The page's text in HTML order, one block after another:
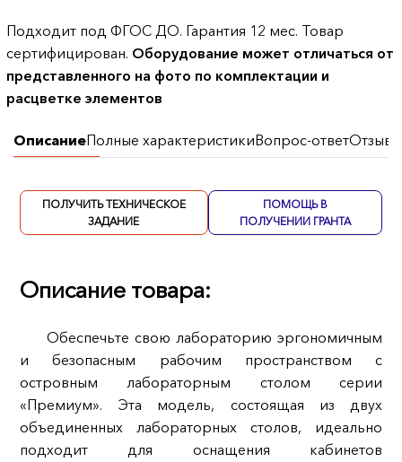
Подходит под ФГОС ДО. Гарантия 12 мес. Товар
сертифицирован. Оборудование может отличаться от
представленного на фото по комплектации и
расцветке элементов
ОписаниеПолные характеристикиВопрос-ответОтзывы
ПОЛУЧИТЬ ТЕХНИЧЕСКОЕ
ЗАДАНИЕ
ПОМОЩЬ В
ПОЛУЧЕНИИ ГРАНТА
Описание товара:
Обеспечьте свою лабораторию эргономичным
и безопасным рабочим пространством с
островным лабораторным столом серии
«Премиум». Эта модель, состоящая из двух
объединенных лабораторных столов, идеально
подходит для оснащения кабинетов